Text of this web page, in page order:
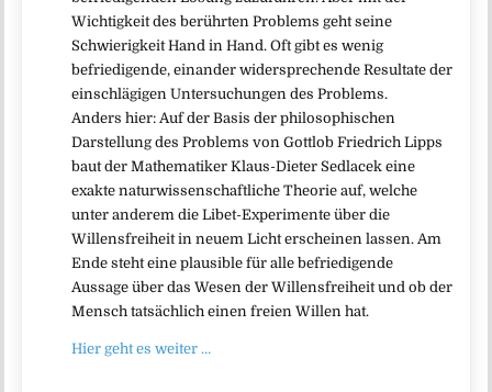
Wichtigkeit des berührten Problems geht seine
Schwierigkeit Hand in Hand. Oft gibt es wenig
befriedigende, einander widersprechende Resultate der
einschlägigen Untersuchungen des Problems.
Anders hier: Auf der Basis der philosophischen
Darstellung des Problems von Gottlob Friedrich Lipps
baut der Mathematiker Klaus-Dieter Sedlacek eine
exakte naturwissenschaftliche Theorie auf, welche
unter anderem die Libet-Experimente über die
Willensfreiheit in neuem Licht erscheinen lassen. Am
Ende steht eine plausible für alle befriedigende
Aussage über das Wesen der Willensfreiheit und ob der
Mensch tatsächlich einen freien Willen hat.
Hier geht es weiter …